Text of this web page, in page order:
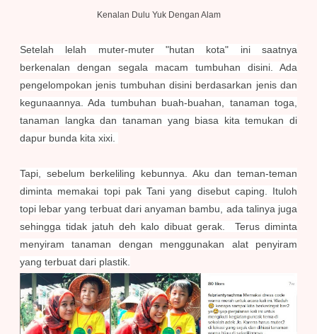
Kenalan Dulu Yuk Dengan Alam
Setelah lelah muter-muter "hutan kota" ini saatnya
berkenalan dengan segala macam tumbuhan disini. Ada
pengelompokan jenis tumbuhan disini berdasarkan jenis dan
kegunaannya. Ada tumbuhan buah-buahan, tanaman toga,
tanaman langka dan tanaman yang biasa kita temukan di
dapur bunda kita xixi.
Tapi, sebelum berkeliling kebunnya. Aku dan teman-teman
diminta memakai topi pak Tani yang disebut caping. Ituloh
topi lebar yang terbuat dari anyaman bambu, ada talinya juga
sehingga tidak jatuh deh kalo dibuat gerak. Terus diminta
menyiram tanaman dengan menggunakan alat penyiram
yang terbuat dari plastik.